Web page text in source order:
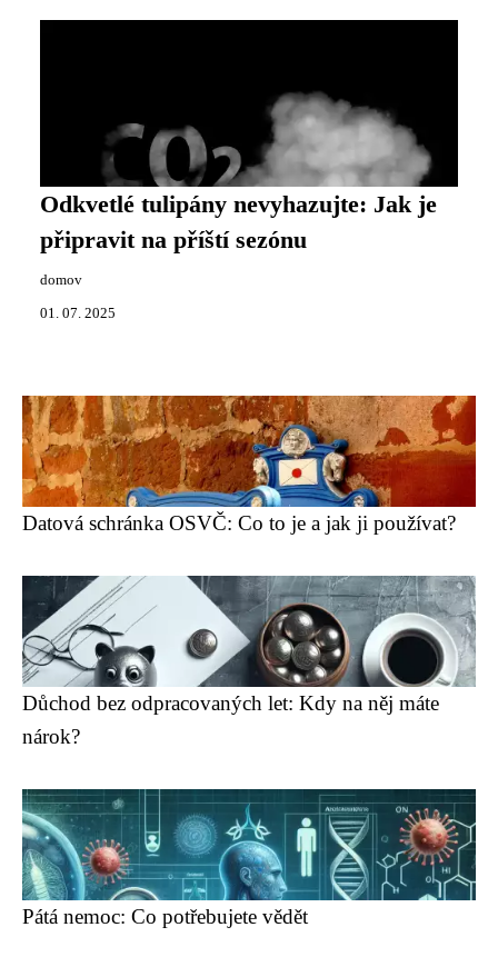
Odkvetlé tulipány nevyhazujte: Jak je
připravit na příští sezónu
domov
01. 07. 2025
Datová schránka OSVČ: Co to je a jak ji používat?
Důchod bez odpracovaných let: Kdy na něj máte
nárok?
Pátá nemoc: Co potřebujete vědět